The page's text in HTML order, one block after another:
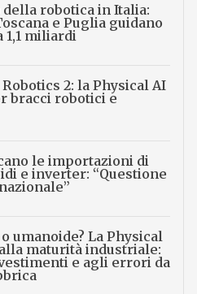
robotica in Italia:
e Puglia guidano
1,1 miliardi
2: la Physical AI
bracci robotici e
le importazioni di
e inverter: “Questione
umanoide? La Physical
maturità industriale:
e agli errori da